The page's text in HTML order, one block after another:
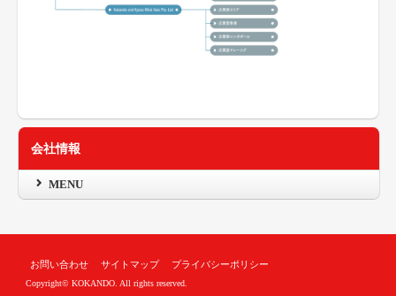
会社情報
MENU
お問い合わせ サイトマップ プライバシーポリシー
Copyright© KOKANDO. All rights reserved.